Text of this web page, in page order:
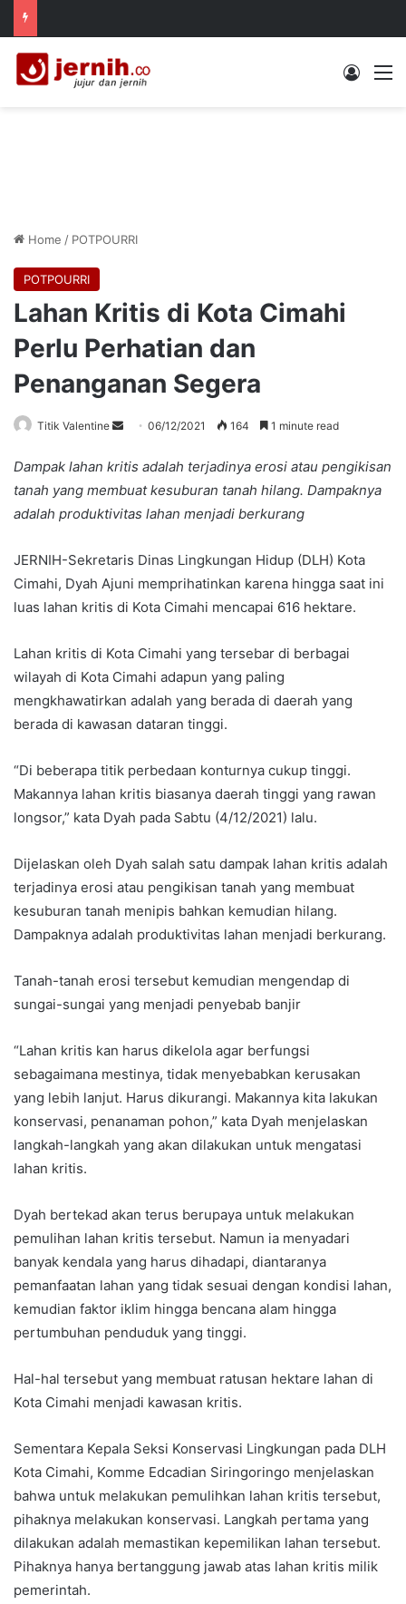
Log In
Home / POTPOURRI
POTPOURRI
Lahan Kritis di Kota Cimahi
Perlu Perhatian dan
Penanganan Segera
Titik Valentine
Send
email
06/12/2021 164 1 minute read
Dampak lahan kritis adalah terjadinya erosi atau pengikisan
tanah yang membuat kesuburan tanah hilang. Dampaknya
adalah produktivitas lahan menjadi berkurang
JERNIH-Sekretaris Dinas Lingkungan Hidup (DLH) Kota
Cimahi, Dyah Ajuni memprihatinkan karena hingga saat ini
luas lahan kritis di Kota Cimahi mencapai 616 hektare.
Lahan kritis di Kota Cimahi yang tersebar di berbagai
wilayah di Kota Cimahi adapun yang paling
mengkhawatirkan adalah yang berada di daerah yang
berada di kawasan dataran tinggi.
“Di beberapa titik perbedaan konturnya cukup tinggi.
Makannya lahan kritis biasanya daerah tinggi yang rawan
longsor,” kata Dyah pada Sabtu (4/12/2021) lalu.
Dijelaskan oleh Dyah salah satu dampak lahan kritis adalah
terjadinya erosi atau pengikisan tanah yang membuat
kesuburan tanah menipis bahkan kemudian hilang.
Dampaknya adalah produktivitas lahan menjadi berkurang.
Tanah-tanah erosi tersebut kemudian mengendap di
sungai-sungai yang menjadi penyebab banjir
“Lahan kritis kan harus dikelola agar berfungsi
sebagaimana mestinya, tidak menyebabkan kerusakan
yang lebih lanjut. Harus dikurangi. Makannya kita lakukan
konservasi, penanaman pohon,” kata Dyah menjelaskan
langkah-langkah yang akan dilakukan untuk mengatasi
lahan kritis.
Dyah bertekad akan terus berupaya untuk melakukan
pemulihan lahan kritis tersebut. Namun ia menyadari
banyak kendala yang harus dihadapi, diantaranya
pemanfaatan lahan yang tidak sesuai dengan kondisi lahan,
kemudian faktor iklim hingga bencana alam hingga
pertumbuhan penduduk yang tinggi.
Hal-hal tersebut yang membuat ratusan hektare lahan di
Kota Cimahi menjadi kawasan kritis.
Sementara Kepala Seksi Konservasi Lingkungan pada DLH
Kota Cimahi, Komme Edcadian Siringoringo menjelaskan
bahwa untuk melakukan pemulihkan lahan kritis tersebut,
pihaknya melakukan konservasi. Langkah pertama yang
dilakukan adalah memastikan kepemilikan lahan tersebut.
Pihaknya hanya bertanggung jawab atas lahan kritis milik
pemerintah.